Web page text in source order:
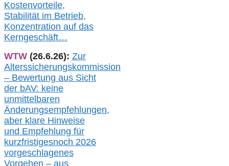
Kostenvorteile,
Stabilität im Betrieb,
Konzentration auf das
Kerngeschäft…
WTW (26.6.26): Zur
Alterssicherungskommission
– Bewertung aus Sicht
der bAV: keine
unmittelbaren
Änderungsempfehlungen,
aber klare Hinweise
und Empfehlung für
kurzfristigesnoch 2026
vorgeschlagenes
Vorgehen – aus